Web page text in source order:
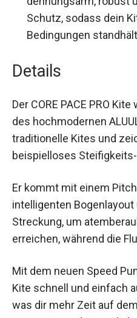
Vielseitigkeit: Der
dehnungsarm, robust
Schutz, sodass dein
Details
Der CORE PACE PRO
des hochmodernen
als traditionelle Kites
beispielloses
aus.
Er kommt mit einem
intelligenten
Streckung, um
erreichen, während die
bleibt.